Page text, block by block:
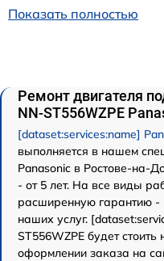
Показать полностью
Ремонт двигателя
NN-ST556WZPE
[dataset:services:name]
выполняется в нашем
Panasonic в Ростове-на-
- от 5 лет. На все виды
расширенную гарантию -
наших услуг.
ST556WZPE будет
оформлении заказа на